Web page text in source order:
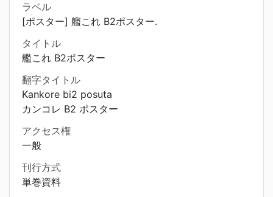
ラベル
[ポスター] 艦これ B2ポスター.
タイトル
艦これ B2ポスター
翻字タイトル
Kankore bi2 posuta
カンコレ B2 ポスター
アクセス権
一般
刊行方式
単巻資料